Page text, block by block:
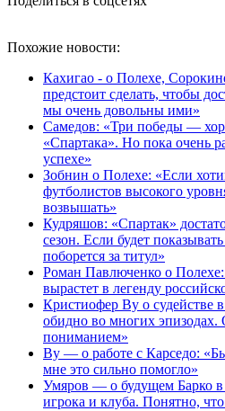
Похожие новости:
Кахигао - о Полехе,
предстоит сделать, чтобы
мы очень довольны ими»
Самедов: «Три победы —
«Спартака». Но пока очень
успехе»
Зобнин о Полехе: «Если
футболистов высокого
возвышать»
Кудряшов: «Спартак»
сезон. Если будет
поборется за титул»
Роман Павлюченко о
вырастет в легенду
Кристиофер Ву о судействе
обидно во многих
пониманием»
Ву — о работе с Карседо:
мне это сильно помогло»
Умяров — о будущем Барко в
игрока и клуба. Понятно,